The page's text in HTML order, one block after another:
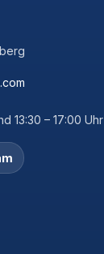
13:30 – 17:00 Uhr